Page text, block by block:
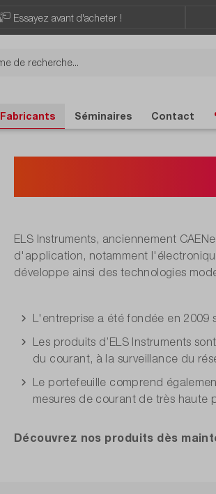
Essayez avant d'acheter !
Fabricants Séminaires Contact
ELS Instruments, anciennement
d'application, notamment
développe ainsi des technologies
L'entreprise a été fondée en 2009
Les produits d’ELS Instruments
du courant, à la surveillance du
Le portefeuille comprend
mesures de courant de très haute
Découvrez nos produits dès